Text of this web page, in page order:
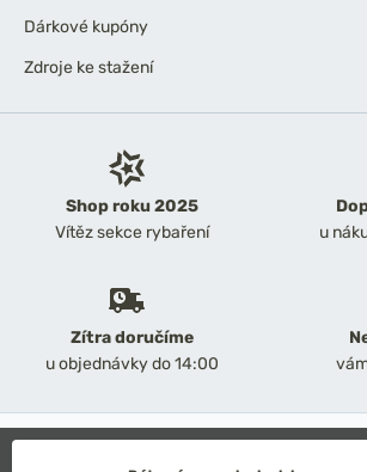
Shop roku 2025
Vítěz sekce rybaření
u
Zítra doručíme
u objednávky do 14:00
Dárkové kupóny
Zdroje ke stažení